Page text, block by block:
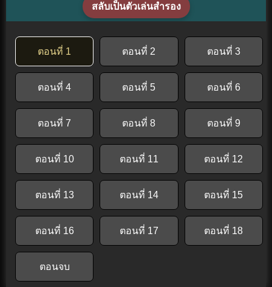
สลับเป็นตัวเล่นสำรอง
ตอนที่ 1 ตอนที่ 2 ตอนที่ 3
ตอนที่ 4 ตอนที่ 5 ตอนที่ 6
ตอนที่ 7 ตอนที่ 8 ตอนที่ 9
ตอนที่ 10 ตอนที่ 11 ตอนที่ 12
ตอนที่ 13 ตอนที่ 14 ตอนที่ 15
ตอนที่ 16 ตอนที่ 17 ตอนที่ 18
ตอนจบ